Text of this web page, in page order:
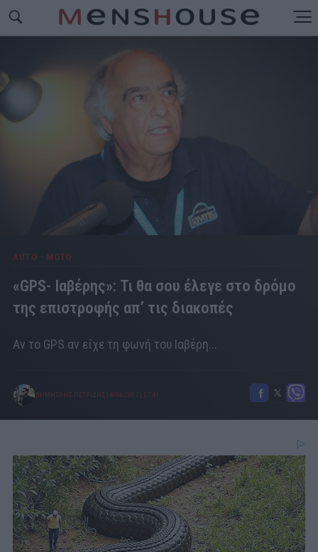
AUTO - MOTO
«GPS- Ιαβέρης»: Τι θα σου έλεγε στο δρόμο
της επιστροφής απ’ τις διακοπές
Αν το GPS αν είχε τη φωνή του Ιαβέρη...
ΔΗΜΗΤΡΗΣ ΠΕΤΡΙΔΗΣ 18/04/2017 17:41